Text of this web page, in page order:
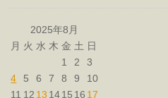
2025年8月
月 火 水 木 金 土 日
1 2
3
4
5 6 7 8 9
10
11 12 13 1415 16 17